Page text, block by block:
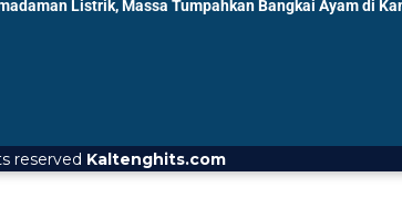
Listrik, Massa Tumpahkan Bangkai Ayam di
reserved Kaltenghits.com